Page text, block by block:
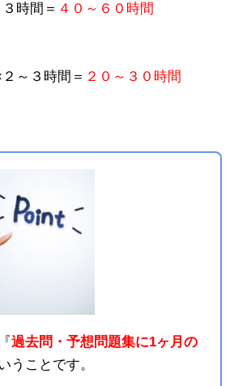
時間＝ ４０～６０時間
～３時間＝ ２０～３０時間
過去問・予想問題集に1ヶ月の
うことです。